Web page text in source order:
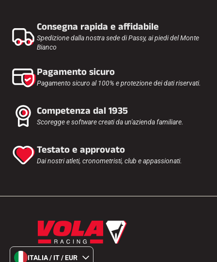
Consegna rapida e affidabile
Spedizione dalla nostra sede di Passy, ai piedi del Monte
Bianco
Pagamento sicuro
Pagamento sicuro al 100% e protezione dei dati riservati.
Competenza dal 1935
Scoregge e software creati da un'azienda familiare.
Testato e approvato
Dai nostri atleti, cronometristi, club e appassionati.
ITALIA / IT / EUR